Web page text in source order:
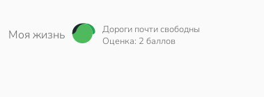
Моя жизнь
Дороги почти свободны
Оценка: 2 баллов